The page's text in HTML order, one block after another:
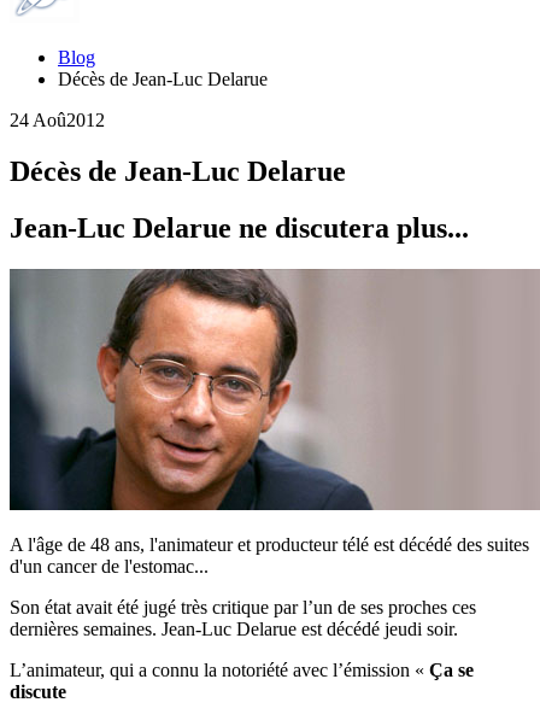
Blog
Décès de Jean-Luc Delarue
24 Aoû2012
Décès de Jean-Luc Delarue
Jean-Luc Delarue ne discutera plus...
A l'âge de 48 ans, l'animateur et producteur télé est décédé des suites
d'un cancer de l'estomac...
Son état avait été jugé très critique par l’un de ses proches ces
dernières semaines. Jean-Luc Delarue est décédé jeudi soir.
L’animateur, qui a connu la notoriété avec l’émission « Ça se
discute